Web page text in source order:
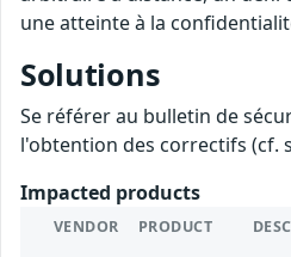
une atteinte à la
Solutions
Se référer au bulletin de
l'obtention des correctifs (cf.
Impacted products
VENDOR PRODUCT